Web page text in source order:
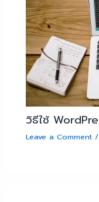
วิธีใช้
Leave a Comment